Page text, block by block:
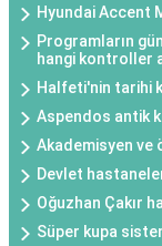
Hyundai Accent
Programların
hangi kontroller
Halfeti'nin tarihi
Aspendos antik
Akademisyen ve
Devlet
Oğuzhan Çakır
Süper kupa